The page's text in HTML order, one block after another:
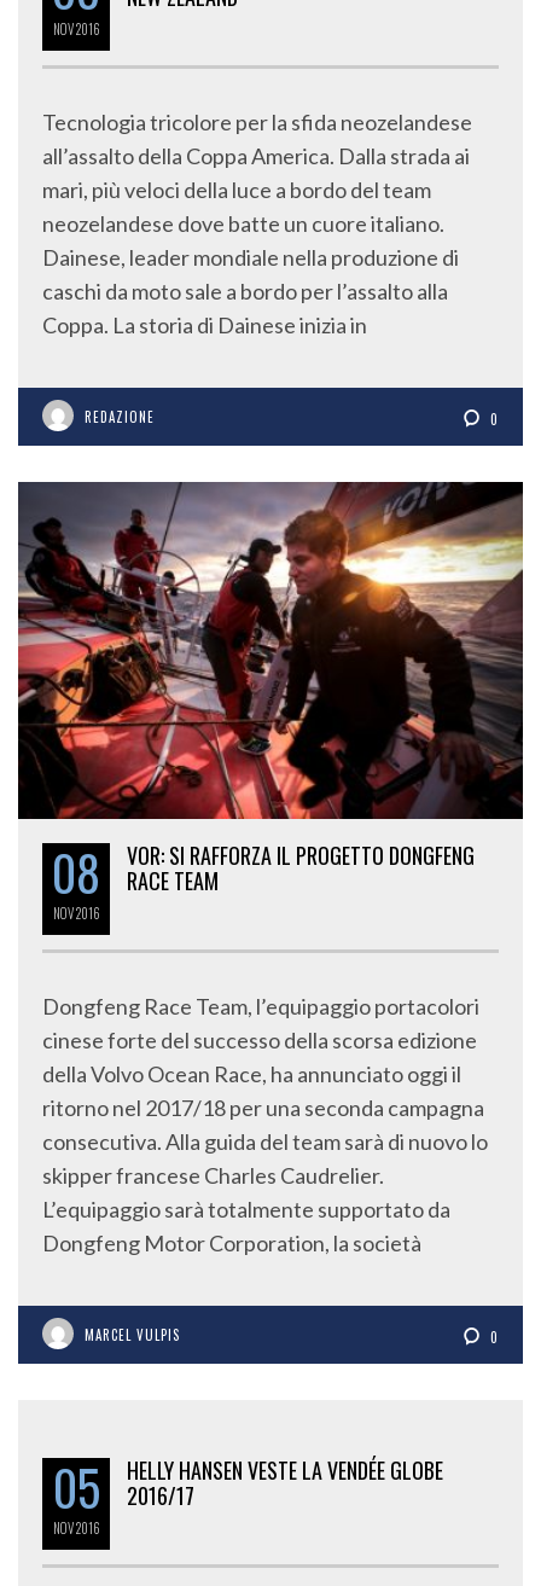
NOV2016
Tecnologia tricolore per la sfida neozelandese
all’assalto della Coppa America. Dalla strada ai
mari, più veloci della luce a bordo del team
neozelandese dove batte un cuore italiano.
Dainese, leader mondiale nella produzione di
caschi da moto sale a bordo per l’assalto alla
Coppa. La storia di Dainese inizia in
REDAZIONE 0
08
NOV2016
VOR: SI RAFFORZA IL PROGETTO DONGFENG
RACE TEAM
Dongfeng Race Team, l’equipaggio portacolori
cinese forte del successo della scorsa edizione
della Volvo Ocean Race, ha annunciato oggi il
ritorno nel 2017/18 per una seconda campagna
consecutiva. Alla guida del team sarà di nuovo lo
skipper francese Charles Caudrelier.
L’equipaggio sarà totalmente supportato da
Dongfeng Motor Corporation, la società
MARCEL VULPIS 0
05
NOV2016
HELLY HANSEN VESTE LA VENDÉE GLOBE
2016/17